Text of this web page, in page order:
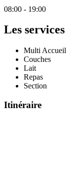
08:00 - 19:00
Les services
Multi Accueil
Couches
Lait
Repas
Section
Itinéraire